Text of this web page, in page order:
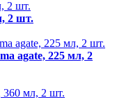
2 шт.
agate, 225 мл, 2